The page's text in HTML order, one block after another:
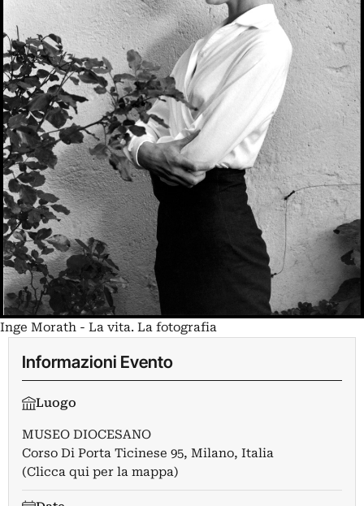
Inge Morath - La vita. La fotografia
Informazioni Evento
Luogo
MUSEO DIOCESANO
Corso Di Porta Ticinese 95, Milano, Italia
(Clicca qui per la mappa)